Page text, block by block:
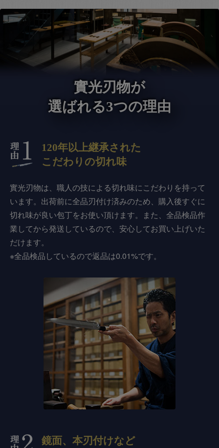
實光刃物が
選ばれる3つの理由
120年以上継承された
こだわりの切れ味
實光刃物は、職人の技による切れ味にこだわりを持って
います。出荷前に全品刃付け済みのため、購入後すぐに
切れ味が良い包丁をお使い頂けます。また、全品検品作
業してから発送しているので、安心してお買い上げいた
だけます。
※全品検品しているので返品は0.01%です。
鏡面、本刃付けなど